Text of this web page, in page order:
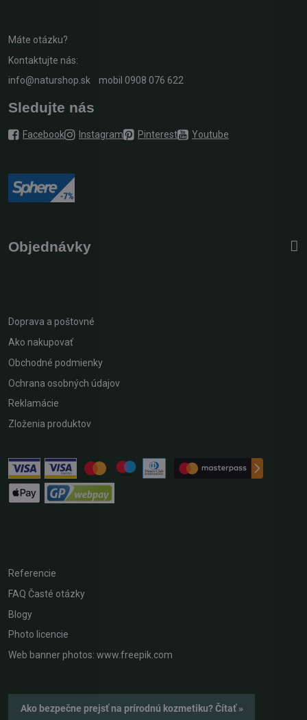
Máte otázku?
Kontaktujte nás:
info@naturshop.sk mobil 0908 076 622
Sledujte nás
Facebook Instagram Pinterest Youtube
Objednávky
Doprava a poštovné
Ako nakupovať
Obchodné podmienky
Ochrana osobných údajov
Reklamácie
Zloženia produktov
Referencie
FAQ Časté otázky
Blogy
Photo licencie
Web banner photos: www.freepik.com
Ako bezpečne prejsť na prírodnú kozmetiku? Čítať »